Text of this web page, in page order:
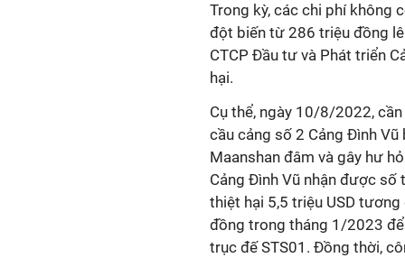
Trong kỳ, các chi phí không
đột biến từ 286 triệu đồng
CTCP Đầu tư và Phát triển
hại.
Cụ thể, ngày 10/8/2022, cần
cầu cảng số 2 Cảng Đình Vũ
Maanshan đâm và gây hư
Cảng Đình Vũ nhận được số
thiệt hại 5,5 triệu USD
đồng trong tháng 1/2023
trục đế STS01. Đồng thời,